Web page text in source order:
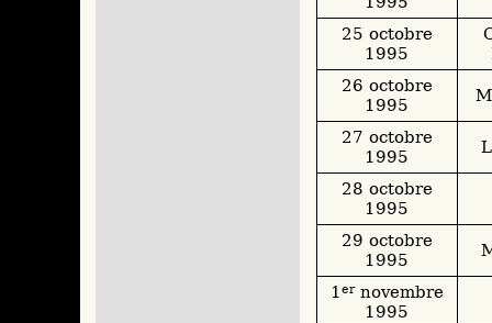
25 octobre
1995
26 octobre
1995
27 octobre
1995
28 octobre
1995
29 octobre
1995
1 ernovembre
1995